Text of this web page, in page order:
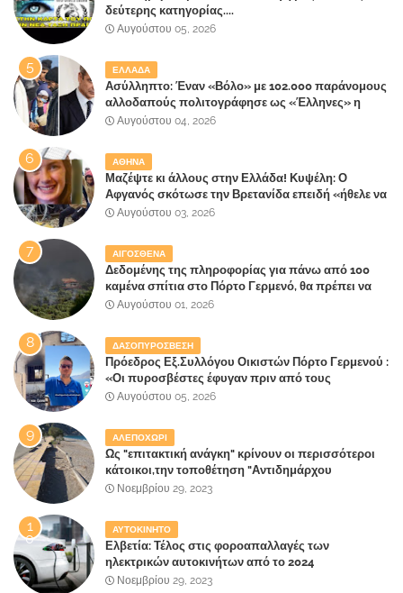
δεύτερης κατηγορίας....
Αυγούστου 05, 2026
ΕΛΛΑΔΑ
Ασύλληπτο: Έναν «Βόλο» με 102.000 παράνομους
αλλοδαπούς πολιτογράφησε ως «Έλληνες» η
κυβέρνηση!
Αυγούστου 04, 2026
ΑΘΗΝΑ
Μαζέψτε κι άλλους στην Ελλάδα! Κυψέλη: Ο
Αφγανός σκότωσε την Βρετανίδα επειδή «ήθελε να
κάνει τη σύντροφό του χριστιανή»
Αυγούστου 03, 2026
ΑΙΓΟΣΘΕΝΑ
Δεδομένης της πληροφορίας για πάνω από 100
καμένα σπίτια στο Πόρτο Γερμενό, θα πρέπει να
αναζητηθούν ευθύνες για την ολοσχερή
επίγειου παραδείσου της Αττικής
Αυγούστου 01, 2026
ΔΑΣΟΠΥΡΟΣΒΕΣΗ
Πρόεδρος Εξ.Συλλόγου Οικιστών Πόρτο Γερμενού :
«Οι πυροσβέστες έφυγαν πριν από τους
κατοίκους»
Αυγούστου 05, 2026
ΑΛΕΠΟΧΩΡΙ
Ως "επιτακτική ανάγκη" κρίνουν οι περισσότεροι
κάτοικοι,την τοποθέτηση "Αντιδημάρχου
Παραλιακής Ζώνης" στο Δήμο Μάνδρας-Ειδυλλίας!
Νοεμβρίου 29, 2023
ΑΥΤΟΚΙΝΗΤΟ
Ελβετία: Τέλος στις φοροαπαλλαγές των
ηλεκτρικών αυτοκινήτων από το 2024
Νοεμβρίου 29, 2023